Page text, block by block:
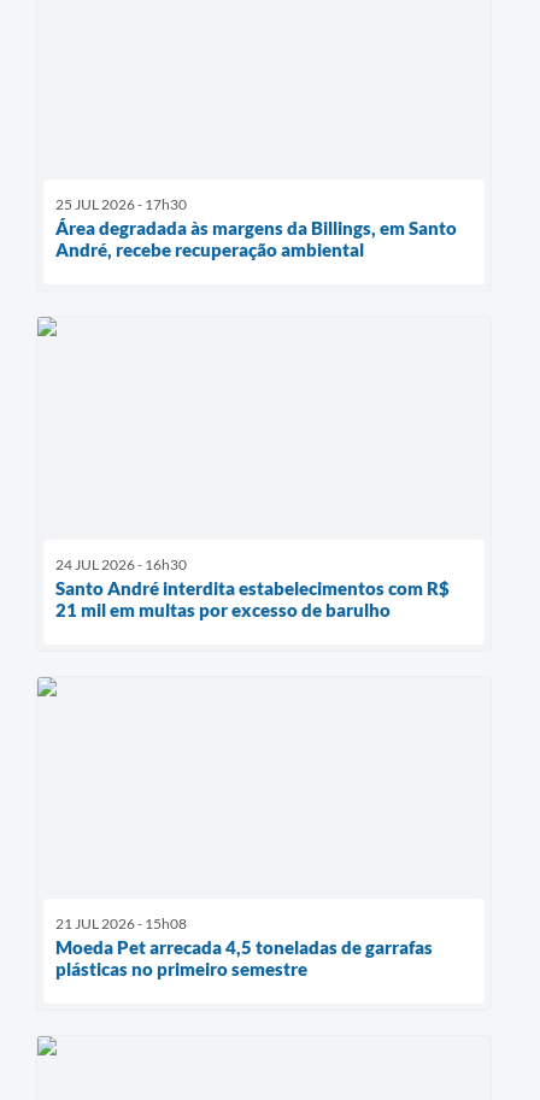
25 JUL 2026 - 17h30
Área degradada às margens da Billings, em Santo
André, recebe recuperação ambiental
24 JUL 2026 - 16h30
Santo André interdita estabelecimentos com R$
21 mil em multas por excesso de barulho
21 JUL 2026 - 15h08
Moeda Pet arrecada 4,5 toneladas de garrafas
plásticas no primeiro semestre